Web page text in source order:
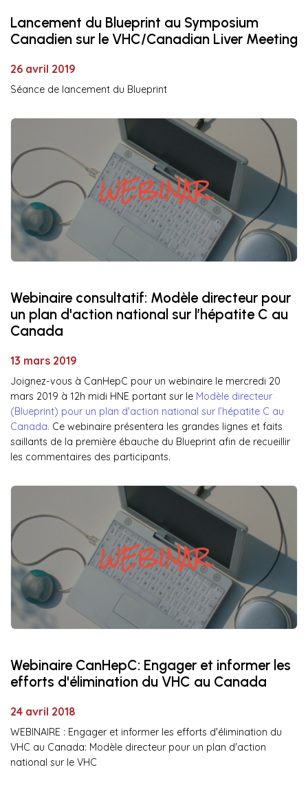
Lancement du Blueprint au Symposium
Canadien sur le VHC/Canadian Liver Meeting
26 avril 2019
Séance de lancement du Blueprint
Webinaire consultatif: Modèle directeur pour
un plan d'action national sur l’hépatite C au
Canada
13 mars 2019
Joignez-vous à CanHepC pour un webinaire le mercredi 20
mars 2019 à 12h midi HNE portant sur le Modèle directeur
(Blueprint) pour un plan d'action national sur l’hépatite C au
Canada. Ce webinaire présentera les grandes lignes et faits
saillants de la première ébauche du Blueprint afin de recueillir
les commentaires des participants.
Webinaire CanHepC: Engager et informer les
efforts d'élimination du VHC au Canada
24 avril 2018
WEBINAIRE : Engager et informer les efforts d'élimination du
VHC au Canada: Modèle directeur pour un plan d'action
national sur le VHC